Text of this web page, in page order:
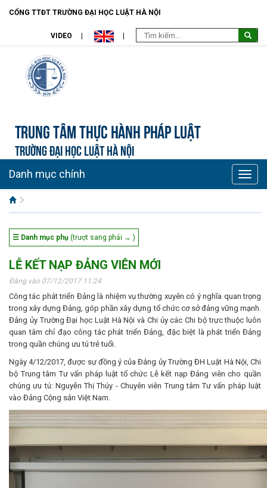
CỔNG TTĐT TRƯỜNG ĐẠI HỌC LUẬT HÀ NỘI
VIDEO
Trung tâm Thực hành pháp luật
TRƯỜNG ĐẠI HỌC LUẬT HÀ NỘI
Toggle
Danh mục chính
☰ Danh mục phụ (trượt sang phải → )
LỄ KẾT NẠP ĐẢNG VIÊN MỚI
Đăng vào 07/12/2017 11:24
Công tác phát triển Đảng là nhiệm vụ thường xuyên có ý nghĩa quan trọng
trong xây dựng Đảng, góp phần xây dựng tổ chức cơ sở đảng vững mạnh.
Đảng ủy Trường Đại học Luật Hà Nội và Chi ủy các Chi bộ trực thuộc luôn
quan tâm chỉ đạo công tác phát triển Đảng, đặc biệt là phát triển Đảng
trong quần chúng ưu tú trẻ tuổi.
Ngày 4/12/2017, được sự đồng ý của Đảng ủy Trường ĐH Luật Hà Nội, Chi
bộ Trung tâm Tư vấn pháp luật tổ chức Lễ kết nạp Đảng viên cho quần
chúng ưu tú: Nguyễn Thị Thúy - Chuyên viên Trung tâm Tư vấn pháp luật
vào Đảng Cộng sản Việt Nam.